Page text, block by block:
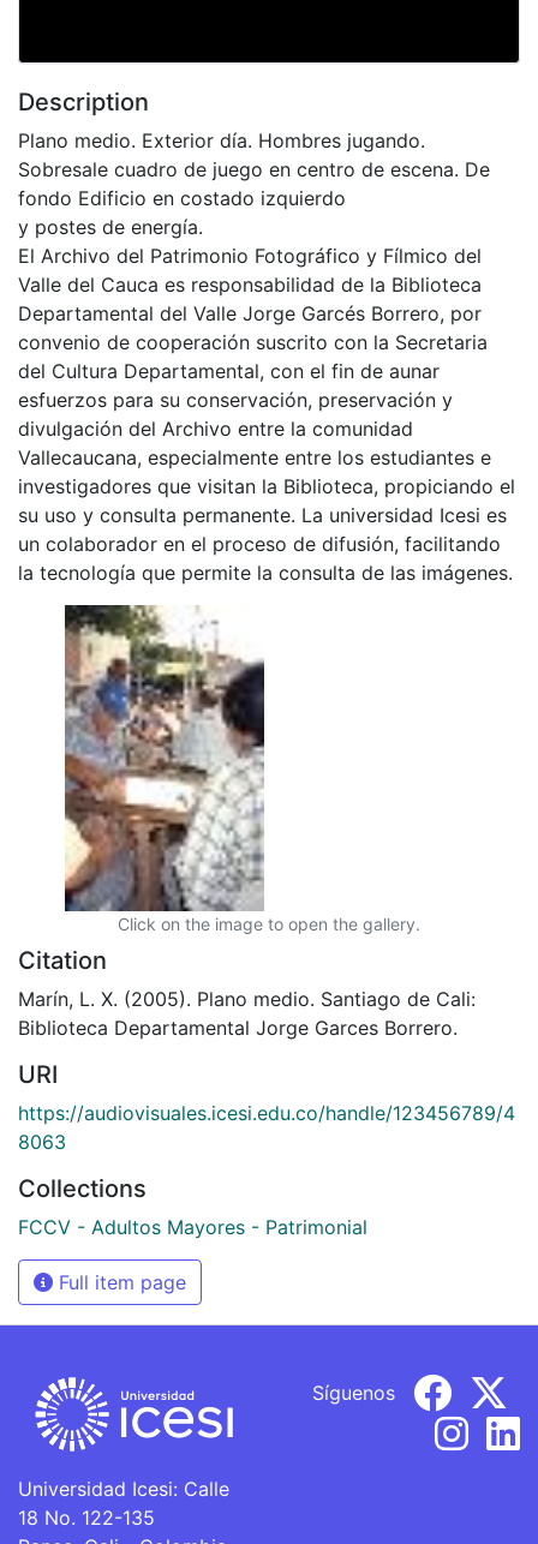
Description
Plano medio. Exterior día. Hombres jugando.
Sobresale cuadro de juego en centro de escena. De
fondo Edificio en costado izquierdo
y postes de energía.
El Archivo del Patrimonio Fotográfico y Fílmico del
Valle del Cauca es responsabilidad de la Biblioteca
Departamental del Valle Jorge Garcés Borrero, por
convenio de cooperación suscrito con la Secretaria
del Cultura Departamental, con el fin de aunar
esfuerzos para su conservación, preservación y
divulgación del Archivo entre la comunidad
Vallecaucana, especialmente entre los estudiantes e
investigadores que visitan la Biblioteca, propiciando el
su uso y consulta permanente. La universidad Icesi es
un colaborador en el proceso de difusión, facilitando
la tecnología que permite la consulta de las imágenes.
Click on the image to open the gallery.
Citation
Marín, L. X. (2005). Plano medio. Santiago de Cali:
Biblioteca Departamental Jorge Garces Borrero.
URI
https://audiovisuales.icesi.edu.co/handle/123456789/4
8063
Collections
FCCV - Adultos Mayores - Patrimonial
Full item page
Universidad Icesi: Calle
18 No. 122-135
Síguenos